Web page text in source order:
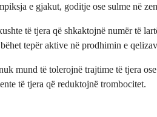
e gjakut, goditje ose sulme në
të tjera që shkaktojnë numër të
tepër aktive në prodhimin e
mund të tolerojnë trajtime të tjera
të tjera që reduktojnë trombocitet.